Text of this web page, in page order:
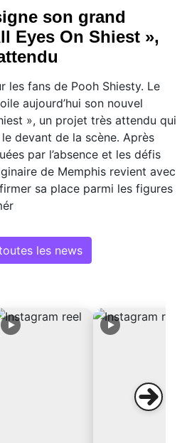
son grand
Eyes On Shiest »,
les fans de Pooh Shiesty. Le
aujourd’hui son nouvel
», un projet très attendu qui
devant de la scène. Après
par l’absence et les défis
de Memphis revient avec
sa place parmi les figures
les news